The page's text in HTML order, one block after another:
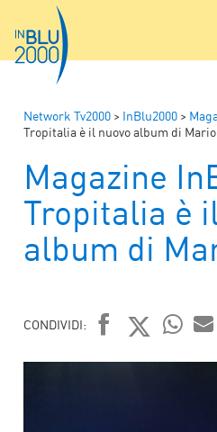
Network Tv2000 > InBlu2000 >
Tropitalia è il nuovo album di
Magazine
Tropitalia è
album di
CONDIVIDI:
FACEBOOK